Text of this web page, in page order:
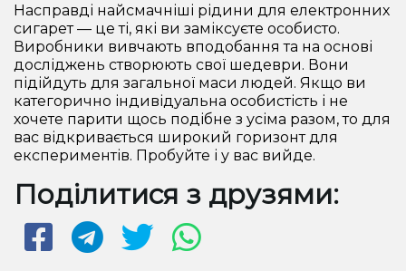
Насправді найсмачніші рідини для електронних
сигарет — це ті, які ви заміксуєте особисто.
Виробники вивчають вподобання та на основі
досліджень створюють свої шедеври. Вони
підійдуть для загальної маси людей. Якщо ви
категорично індивідуальна особистість і не
хочете парити щось подібне з усіма разом, то для
вас відкривається широкий горизонт для
експериментів. Пробуйте і у вас вийде.
Поділитися з друзями: